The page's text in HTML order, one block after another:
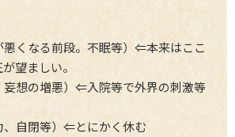
悪くなる前段。不眠等）⇐本来はここ
望ましい。
妄想の増悪）⇐入院等で外界の刺激等
、自閉等）⇐とにかく休む